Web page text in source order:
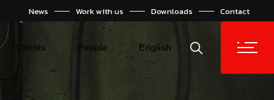
News Work with us Downloads Contact
Clients People English
Español
Türkçe